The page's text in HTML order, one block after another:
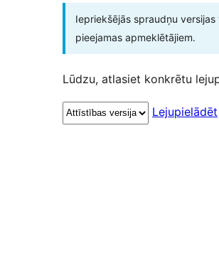
Iepriekšējās spraudņu
pieejamas apmeklētājiem.
Lūdzu, atlasiet konkrētu
Lejupielādēt